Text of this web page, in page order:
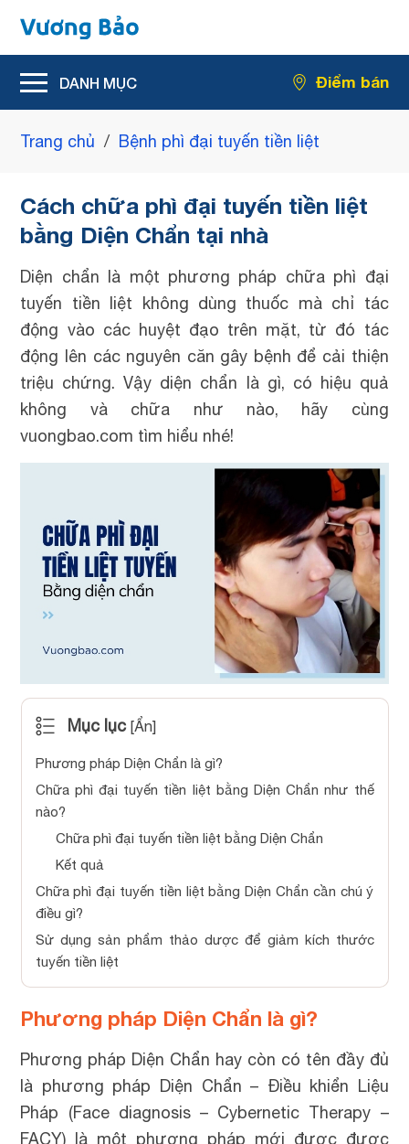
Hỗ trợ giảm rối loạn tiểu tiện
Hỗ trợ giảm kích thước u xơ tiền liệt tuyến
Điểm bán
Trang chủ / Bệnh phì đại tuyến tiền liệt
Cách chữa phì đại tuyến tiền liệt
bằng Diện Chẩn tại nhà
Diện chẩn là một phương pháp chữa phì đại
tuyến tiền liệt không dùng thuốc mà chỉ tác
động vào các huyệt đạo trên mặt, từ đó tác
động lên các nguyên căn gây bệnh để cải thiện
triệu chứng. Vậy diện chẩn là gì, có hiệu quả
không và chữa như nào, hãy cùng
vuongbao.com tìm hiểu nhé!
Mục lục [Ẩn]
Phương pháp Diện Chẩn là gì?
Chữa phì đại tuyến tiền liệt bằng Diện Chẩn như thế
nào?
Chữa phì đại tuyến tiền liệt bằng Diện Chẩn
Kết quả
Chữa phì đại tuyến tiền liệt bằng Diện Chẩn cần chú ý
điều gì?
Sử dụng sản phẩm thảo dược để giảm kích thước
tuyến tiền liệt
Phương pháp Diện Chẩn là gì?
Phương pháp Diện Chẩn hay còn có tên đầy đủ
là phương pháp Diện Chẩn – Điều khiển Liệu
Pháp (Face diagnosis – Cybernetic Therapy –
FACY) là một phương pháp mới được được